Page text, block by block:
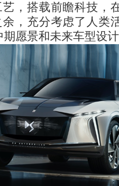
选车
，搭载前瞻科技，
，充分考虑了人类
愿景和未来车型设